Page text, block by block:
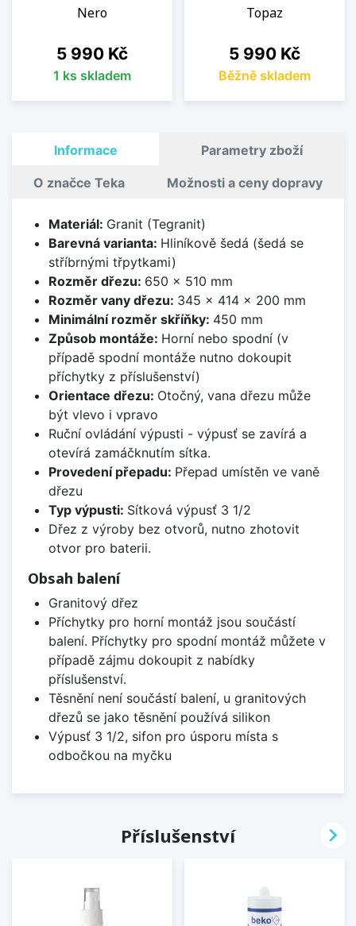
Nero
Cena
5 990 Kč
1 ks skladem
Topaz
Cena
5 990 Kč
Běžně skladem
Informace Parametry zboží
O značce Teka Možnosti a ceny dopravy
Materiál: Granit (Tegranit)
Barevná varianta: Hliníkově šedá (šedá se
stříbrnými třpytkami)
Rozměr dřezu: 650 x 510 mm
Rozměr vany dřezu: 345 x 414 x 200 mm
Minimální rozměr skříňky: 450 mm
Způsob montáže: Horní nebo spodní (v
případě spodní montáže nutno dokoupit
příchytky z příslušenství)
Orientace dřezu: Otočný, vana dřezu může
být vlevo i vpravo
Ruční ovládání výpusti - výpusť se zavírá a
otevírá zamáčknutím sítka.
Provedení přepadu: Přepad umístěn ve vaně
dřezu
Typ výpusti: Sítková výpusť 3 1/2
Dřez z výroby bez otvorů, nutno zhotovit
otvor pro baterii.
Obsah balení
Granitový dřez
Příchytky pro horní montáž jsou součástí
balení. Příchytky pro spodní montáž můžete v
případě zájmu dokoupit z nabídky
příslušenství.
Těsnění není součástí balení, u granitových
dřezů se jako těsnění používá silikon
Výpusť 3 1/2, sifon pro úsporu místa s
odbočkou na myčku
Příslušenství 